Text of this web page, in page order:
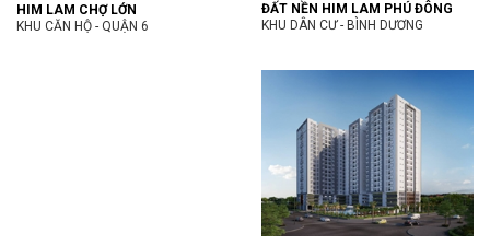
HIM LAM CHỢ LỚN
KHU CĂN HỘ - QUẬN 6
ĐẤT NỀN HIM LAM PHÚ ĐÔNG
KHU DÂN CƯ - BÌNH DƯƠNG